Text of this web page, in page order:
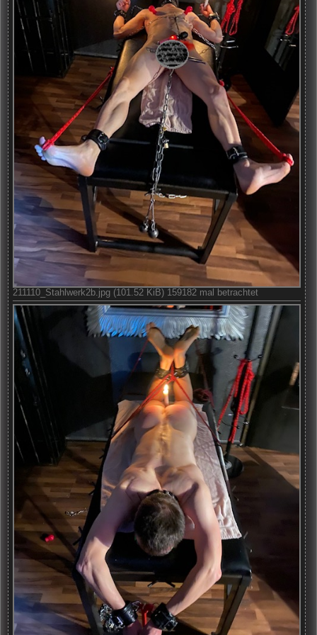
211110_Stahlwerk2b.jpg (101.52 KiB) 159182 mal betrachtet